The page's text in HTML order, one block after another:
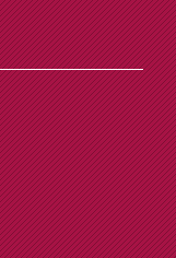
Löschen
28 29 30
4 5 6
Löschen